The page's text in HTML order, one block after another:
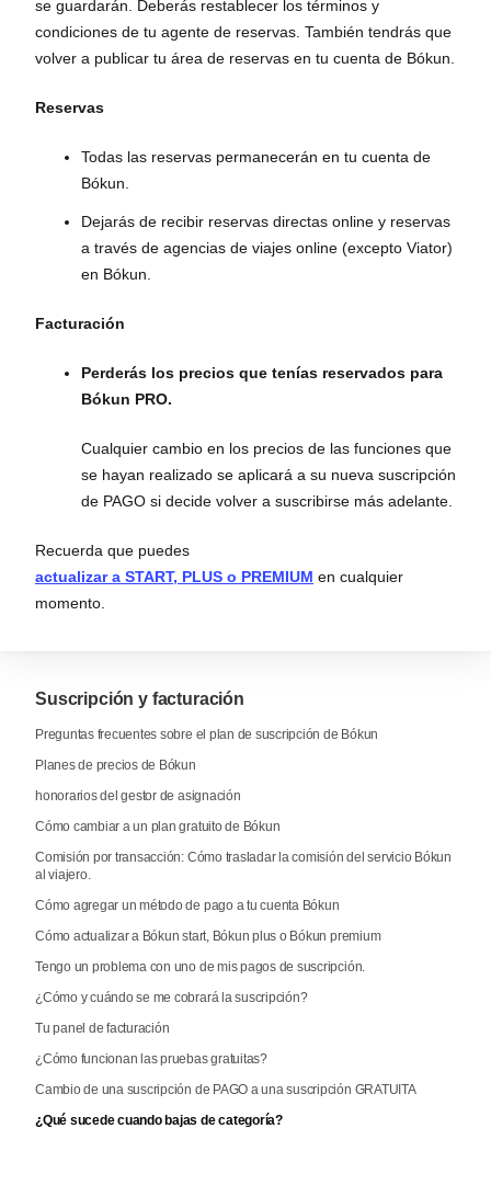
se guardarán. Deberás restablecer los términos y
condiciones de tu agente de reservas. También tendrás que
volver a publicar tu área de reservas en tu cuenta de Bókun.
Reservas
Todas las reservas permanecerán en tu cuenta de
Bókun.
Dejarás de recibir reservas directas online y reservas
a través de agencias de viajes online (excepto Viator)
en Bókun.
Facturación
Perderás los precios que tenías reservados para
Bókun PRO.
Cualquier cambio en los precios de las funciones que
se hayan realizado se aplicará a su nueva suscripción
de PAGO si decide volver a suscribirse más adelante.
Recuerda que puedes
actualizar a START, PLUS o PREMIUM en cualquier
momento.
Suscripción y facturación
Preguntas frecuentes sobre el plan de suscripción de Bókun
Planes de precios de Bókun
honorarios del gestor de asignación
Cómo cambiar a un plan gratuito de Bókun
Comisión por transacción: Cómo trasladar la comisión del servicio Bókun
al viajero.
Cómo agregar un método de pago a tu cuenta Bókun
Cómo actualizar a Bókun start, Bókun plus o Bókun premium
Tengo un problema con uno de mis pagos de suscripción.
¿Cómo y cuándo se me cobrará la suscripción?
Tu panel de facturación
¿Cómo funcionan las pruebas gratuitas?
Cambio de una suscripción de PAGO a una suscripción GRATUITA
¿Qué sucede cuando bajas de categoría?